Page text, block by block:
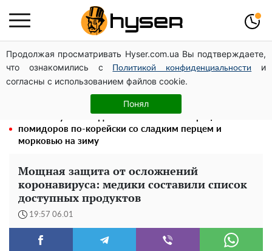
Продолжая просматривать Hyser.com.ua Вы подтверждаете,
что ознакомились с
Политикой конфиденциальности
и
согласны с использованием файлов cookie.
Понял
Посол ОБСЕ во второй раз посетил место российского
удара по жилому дому на Подоле
Елена Тополя слив видео – это далеко не все:
фронтмен "Антитела" Тарас Тополя стал следующим
помидоров по-корейски со сладким перцем и
морковью на зиму
Мощная защита от осложнений
коронавируса: медики составили список
доступных продуктов
19:57 06.01